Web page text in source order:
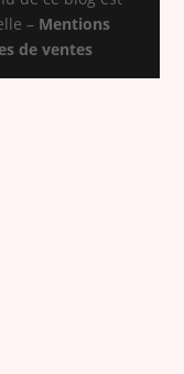
– Mentions
de ventes